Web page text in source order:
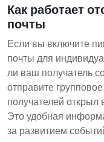
Как работает
почты
Если вы включите
почты для
ли ваш получатель
отправите
получателей открыл
Это удобная
за развитием